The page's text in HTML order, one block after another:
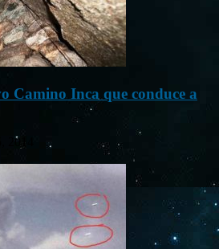
Camino Inca que conduce a
2014